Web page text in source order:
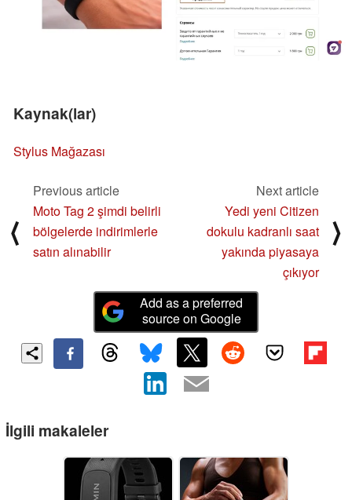
Kaynak(lar)
Stylus Mağazası
⟨
Previous article
Moto Tag 2 şimdi belirli
bölgelerde indirimlerle
satın alınabilir
Next article
Yedi yeni Citizen
dokulu kadranlı saat
yakında piyasaya
çıkıyor
⟩
Add as a preferred
source on Google
İlgili makaleler